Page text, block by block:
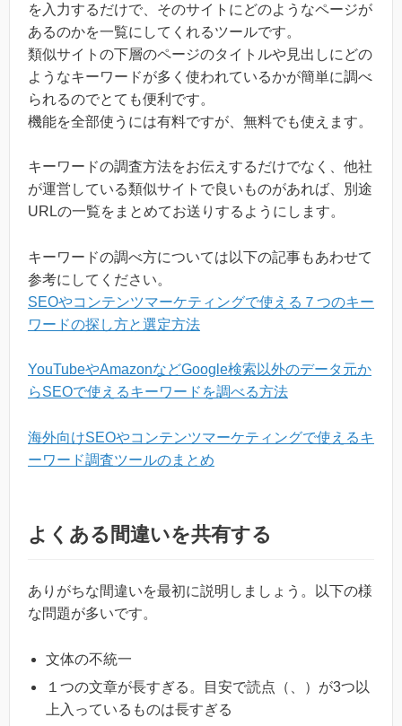
を入力するだけで、そのサイトにどのようなページが
あるのかを一覧にしてくれるツールです。
類似サイトの下層のページのタイトルや見出しにどの
ようなキーワードが多く使われているかが簡単に調べ
られるのでとても便利です。
機能を全部使うには有料ですが、無料でも使えます。
キーワードの調査方法をお伝えするだけでなく、他社
が運営している類似サイトで良いものがあれば、別途
URLの一覧をまとめてお送りするようにします。
キーワードの調べ方については以下の記事もあわせて
参考にしてください。
SEOやコンテンツマーケティングで使える７つのキー
ワードの探し方と選定方法
YouTubeやAmazonなどGoogle検索以外のデータ元か
らSEOで使えるキーワードを調べる方法
海外向けSEOやコンテンツマーケティングで使えるキ
ーワード調査ツールのまとめ
よくある間違いを共有する
ありがちな間違いを最初に説明しましょう。以下の様
な問題が多いです。
文体の不統一
１つの文章が長すぎる。目安で読点（、）が3つ以
上入っているものは長すぎる